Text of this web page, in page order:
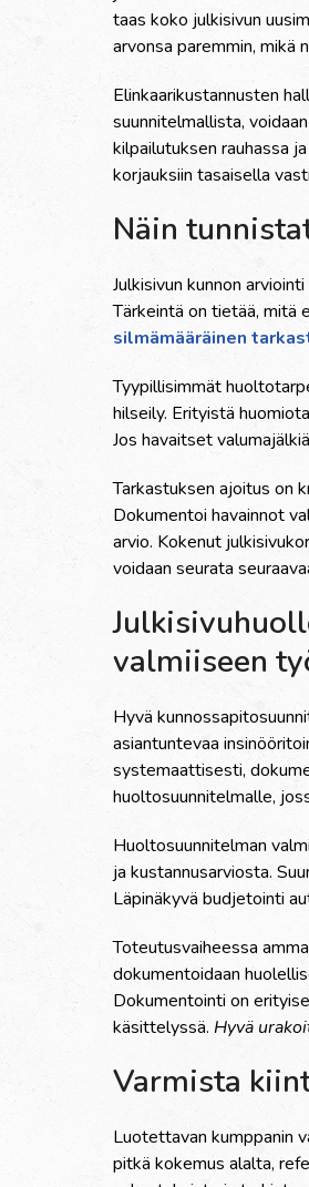
taas koko julkisivun
arvonsa paremmin, mikä
Elinkaarikustannusten
suunnitelmallista,
kilpailutuksen rauhassa
korjauksiin tasaisella
Näin
Julkisivun kunnon
Tärkeintä on tietää, mitä
silmämääräinen
Tyypillisimmät
hilseily. Erityistä
Jos havaitset
Tarkastuksen ajoitus on
Dokumentoi havainnot
arvio. Kokenut
voidaan seurata
valmiiseen
Hyvä
asiantuntevaa
systemaattisesti,
huoltosuunnitelmalle,
Huoltosuunnitelman
ja kustannusarviosta.
Läpinäkyvä budjetointi
Toteutusvaiheessa
dokumentoidaan
Dokumentointi on
käsittelyssä. Hyvä
Varmista
Luotettavan kumppanin
pitkä kokemus alalta,